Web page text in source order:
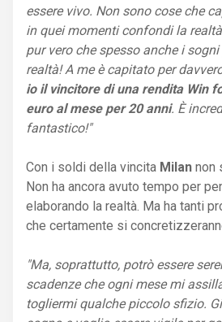
essere vivo. Non sono cose che
in quei momenti confondi la
pur vero che spesso anche i
realtà! A me è capitato per
io il vincitore di una rendita Win
euro al mese per 20 anni. È
fantastico!"
Con i soldi della vincita Milan non
Non ha ancora avuto tempo per
elaborando la realtà. Ma ha tanti
che certamente si
"Ma, soprattutto, potrò essere
scadenze che ogni mese mi
togliermi qualche piccolo sfizio.